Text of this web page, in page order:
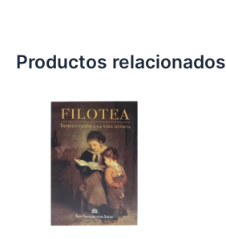
Productos relacionados